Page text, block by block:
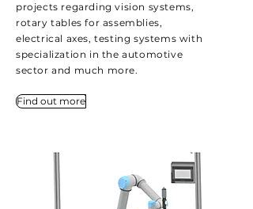
projects regarding vision systems,
rotary tables for assemblies,
electrical axes, testing systems with
specialization in the automotive
sector and much more.
Find out more